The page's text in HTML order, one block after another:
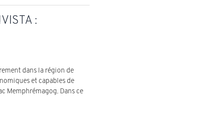
:
dans la région de
et capables de
Memphrémagog. Dans ce